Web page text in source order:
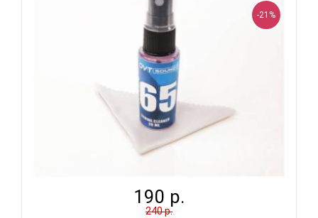
распылить на гриф спрей под..
-21%
OVTSOUND SC30N - СРЕДСТВО ДЛЯ ЧИСТКИ
190 р.
240 р.